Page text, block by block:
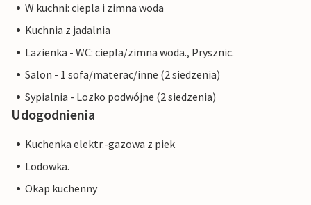
W kuchni: ciepla i zimna woda
Kuchnia z jadalnia
Lazienka - WC: ciepla/zimna woda., Prysznic.
Salon - 1 sofa/materac/inne (2 siedzenia)
Sypialnia - Lozko podwójne (2 siedzenia)
Udogodnienia
Kuchenka elektr.-gazowa z piek
Lodowka.
Okap kuchenny